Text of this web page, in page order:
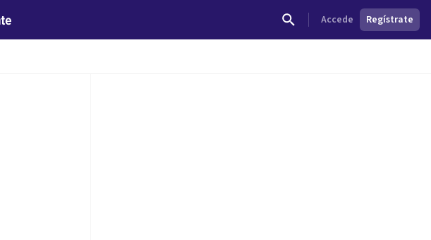
Accede Regístrate